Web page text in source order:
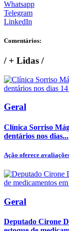
Whatsapp
Telegram
LinkedIn
Comentários:
/+ Lidas /
Geral
Clínica Sorriso
dentários nos dias...
Ação oferece
Geral
Deputado Cirone